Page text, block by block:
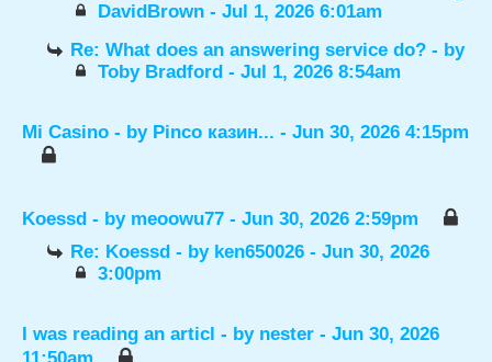
DavidBrown- Jul 1, 2026 6:01am
Re: What does an answering service do? - by
Toby Bradford- Jul 1, 2026 8:54am
Mi Casino - by Pinco казин... - Jun 30, 2026 4:15pm
Koessd - by meoowu77 - Jun 30, 2026 2:59pm
Re: Koessd - by ken650026 - Jun 30, 2026
3:00pm
I was reading an articl - by nester - Jun 30, 2026